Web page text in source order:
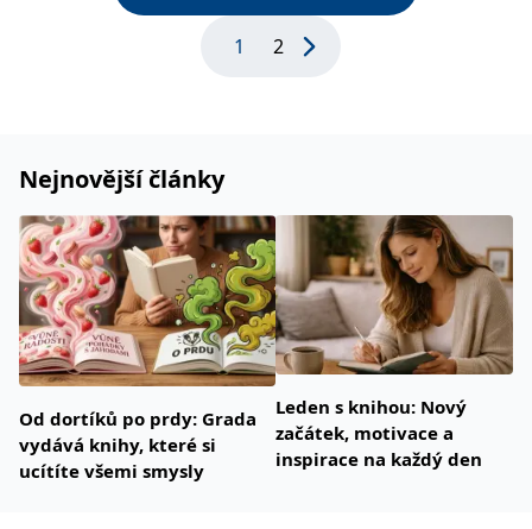
1 2
Nejnovější články
Od dortíků po prdy: Grada
vydává knihy, které si
ucítíte všemi smysly
Leden s knihou: Nový
začátek, motivace a
inspirace na každý den